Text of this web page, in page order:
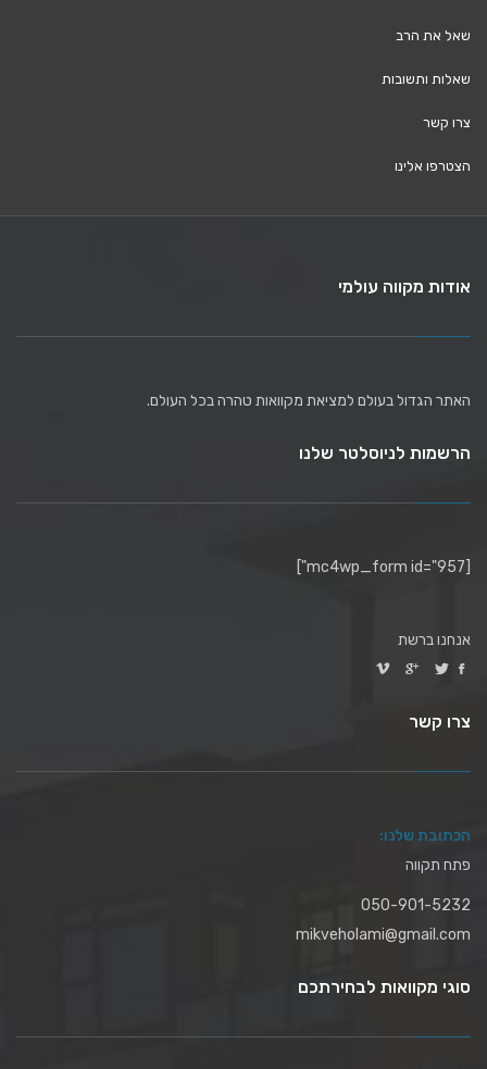
שאל את הרב
שאלות ותשובות
צרו קשר
הצטרפו אלינו
אודות מקווה עולמי
האתר הגדול בעולם למציאת מקוואות טהרה בכל העולם.
הרשמות לניוסלטר שלנו
[mc4wp_form id="957"]
אנחנו ברשת
צרו קשר
הכתובת שלנו:
פתח תקווה
050-901-5232
mikveholami@gmail.com
סוגי מקוואות לבחירתכם